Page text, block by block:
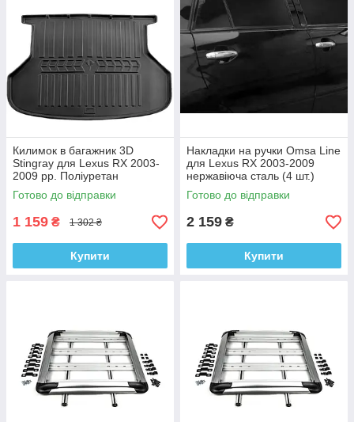
Килимок в багажник 3D
Stingray для Lexus RX 2003-
2009 рр. Поліуретан
Готово до відправки
1 159 ₴ 1 302 ₴
Купити
Накладки на ручки Omsa Line
для Lexus RX 2003-2009
нержавіюча сталь (4 шт.)
Готово до відправки
2 159 ₴
Купити